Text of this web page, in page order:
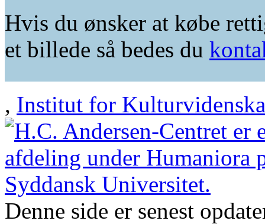
Hvis du ønsker at købe
et billede så bedes du
, Institut for
Denne side er senest